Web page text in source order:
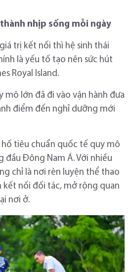
nhịp sống mỗi ngày
trị kết nối thì hệ sinh thái
là yếu tố tạo nên sức hút
Royal Island.
mô lớn đã đi vào vận hành đưa
điểm đến nghỉ dưỡng mới
hố tiêu chuẩn quốc tế quy mô
đầu Đông Nam Á. Với nhiều
chỉ là nơi rèn luyện thể thao
kết nối đối tác, mở rộng quan
nơi ở.